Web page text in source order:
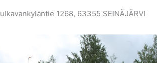
1268, 63355 SEINÄJÄRVI